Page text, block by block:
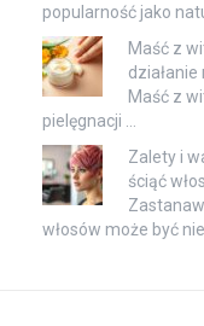
popularność jako
Maść z
Maść z
pielęgnacji …
Zalety i
ściąć
włosów może być nie